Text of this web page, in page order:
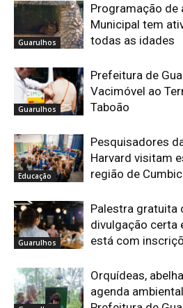
Guarulhos
Programação
Municipal tem
todas as idades
Guarulhos
Prefeitura de
Vacimóvel ao
Taboão
Educação
Pesquisadores
Harvard visitam
região de
Guarulhos
Palestra gratuita
divulgação certa
está com
Orquídeas,
agenda